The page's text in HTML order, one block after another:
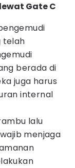
Gate C
telah
berada di
juga harus
internal
lalu
menjaga